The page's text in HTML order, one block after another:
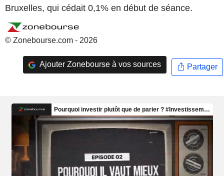
Bruxelles, qui cédait 0,1% en début de séance.
© Zonebourse.com - 2026
Ajouter Zonebourse à vos sources Partager